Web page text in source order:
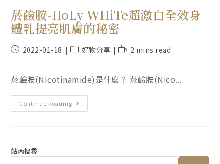
菸鹼胺-HoLy WHiTe超激白全效身
體乳提亮肌膚的秘密
2022-01-18 好物分享 2 mins read
菸鹼胺(Nicotinamide)是什麼？ 菸鹼胺(Nico...
Continue Reading
站內搜尋